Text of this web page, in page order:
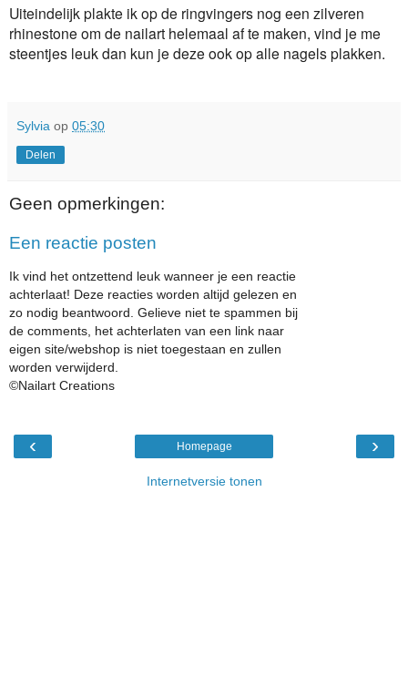
Uiteindelijk plakte ik op de ringvingers nog een zilveren
rhinestone om de nailart helemaal af te maken, vind je me
steentjes leuk dan kun je deze ook op alle nagels plakken.
Sylvia op 05:30
Delen
Geen opmerkingen:
Een reactie posten
Ik vind het ontzettend leuk wanneer je een reactie
achterlaat! Deze reacties worden altijd gelezen en
zo nodig beantwoord. Gelieve niet te spammen bij
de comments, het achterlaten van een link naar
eigen site/webshop is niet toegestaan en zullen
worden verwijderd.
©Nailart Creations
‹ ›
Homepage
Internetversie tonen